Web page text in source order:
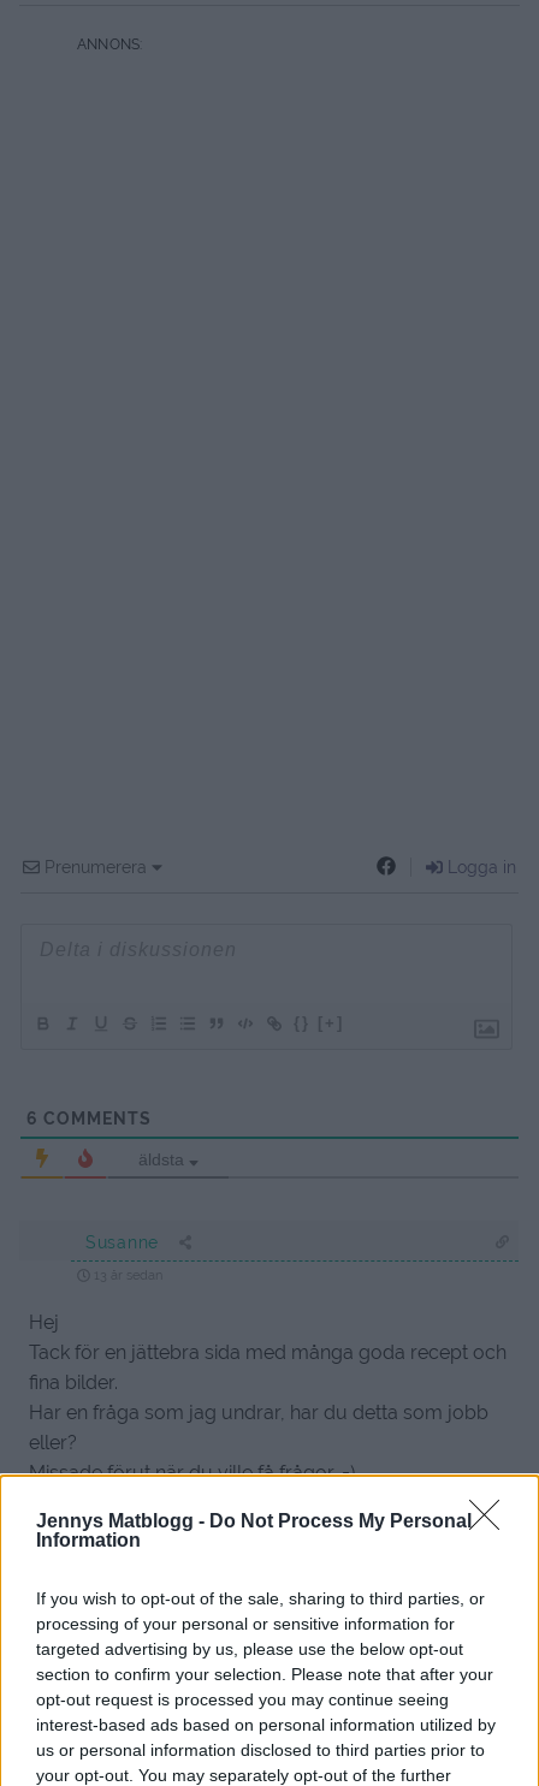
Jennys Matblogg - Do Not Process My Personal
Information
If you wish to opt-out of the sale, sharing to third parties, or
processing of your personal or sensitive information for
targeted advertising by us, please use the below opt-out
section to confirm your selection. Please note that after your
opt-out request is processed you may continue seeing
interest-based ads based on personal information utilized by
us or personal information disclosed to third parties prior to
your opt-out. You may separately opt-out of the further
Prenumerera Logga in
{} [+]
6 COMMENTS
äldsta
Susanne
13 år sedan
Hej
Tack för en jättebra sida med många goda recept och
fina bilder.
Har en fråga som jag undrar, har du detta som jobb
eller?
Missade förut när du ville få frågor. =)
Mvh Susanne
Caroline
Mm vad gott !! Vilket bra tips,har en kycklingfilé i kylen
till morgondagens matlåda ,ska göra din goda
currysås då 🙂 har du instagram? Vore kul o följa dig